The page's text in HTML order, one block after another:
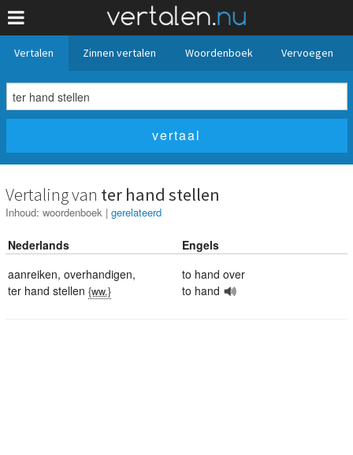
Vertalen Zinnen vertalen Woordenboek Vervoegen
Vertaling van ter hand stellen
Inhoud: woordenboek | gerelateerd
Nederlands
Engels
aanreiken, overhandigen,
ter hand stellen {ww.}
to hand over
to hand